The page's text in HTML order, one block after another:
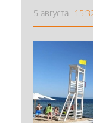
5 августа